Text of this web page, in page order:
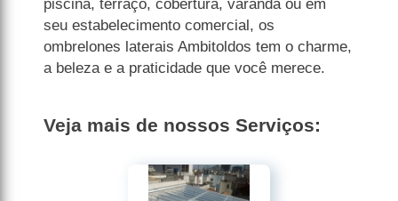
piscina, terraço, cobertura, varanda ou em
seu estabelecimento comercial, os
ombrelones laterais Ambitoldos tem o charme,
a beleza e a praticidade que você merece.
Veja mais de nossos Serviços: